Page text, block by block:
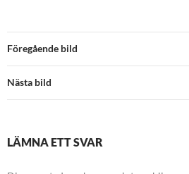
Föregående bild
Nästa bild
LÄMNA ETT SVAR